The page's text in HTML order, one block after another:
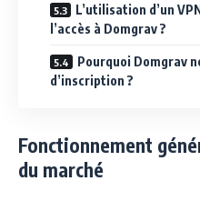
L’utilisation d’un
l’accès à Domgrav ?
Pourquoi Domgrav
d’inscription ?
Fonctionnement
du marché